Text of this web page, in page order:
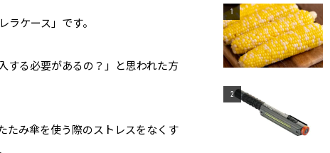
ケース」です。
する必要があるの？」と思われた方
たみ傘を使う際のストレスをなくす
1
2